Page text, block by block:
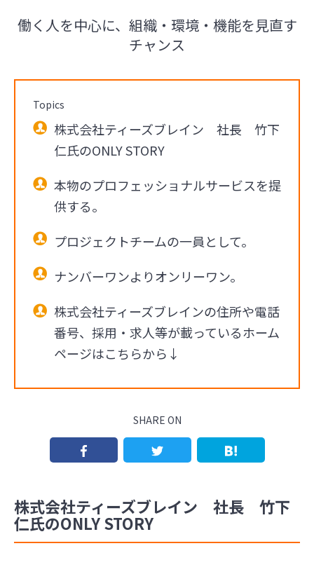
働く人を中心に、組織・環境・機能を見直す
チャンス
Topics
株式会社ティーズブレイン 社長 竹下
仁氏のONLY STORY
本物のプロフェッショナルサービスを提
供する。
プロジェクトチームの一員として。
ナンバーワンよりオンリーワン。
株式会社ティーズブレインの住所や電話
番号、採用・求人等が載っているホーム
ページはこちらから↓
SHARE ON
株式会社ティーズブレイン 社長 竹下
仁氏のONLY STORY